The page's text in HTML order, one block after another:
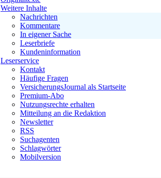
Weitere Inhalte
Nachrichten
Kommentare
In eigener Sache
Leserbriefe
Kundeninformation
Leserservice
Kontakt
Häufige Fragen
VersicherungsJournal als Startseite
Premium-Abo
Nutzungsrechte erhalten
Mitteilung an die Redaktion
Newsletter
RSS
Suchagenten
Schlagwörter
Mobilversion